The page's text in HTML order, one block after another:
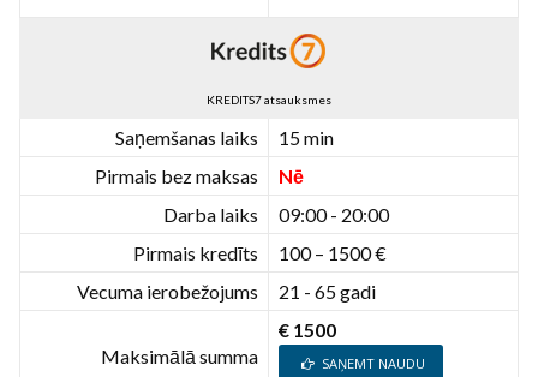
KREDITS7 atsauksmes
Saņemšanas laiks
15 min
Pirmais bez maksas
Nē
Darba laiks
09:00 - 20:00
Pirmais kredīts
100 – 1500 €
Vecuma ierobežojums
21 - 65 gadi
Maksimālā summa
€ 1500
SAŅEMT NAUDU